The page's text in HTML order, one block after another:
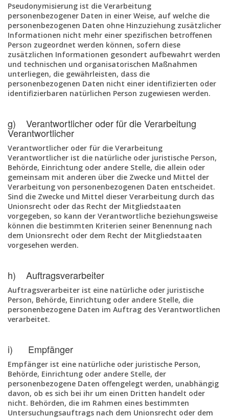
Pseudonymisierung ist die Verarbeitung
personenbezogener Daten in einer Weise, auf welche die
personenbezogenen Daten ohne Hinzuziehung zusätzlicher
Informationen nicht mehr einer spezifischen betroffenen
Person zugeordnet werden können, sofern diese
zusätzlichen Informationen gesondert aufbewahrt werden
und technischen und organisatorischen Maßnahmen
unterliegen, die gewährleisten, dass die
personenbezogenen Daten nicht einer identifizierten oder
identifizierbaren natürlichen Person zugewiesen werden.
g) Verantwortlicher oder für die Verarbeitung
Verantwortlicher
Verantwortlicher oder für die Verarbeitung
Verantwortlicher ist die natürliche oder juristische Person,
Behörde, Einrichtung oder andere Stelle, die allein oder
gemeinsam mit anderen über die Zwecke und Mittel der
Verarbeitung von personenbezogenen Daten entscheidet.
Sind die Zwecke und Mittel dieser Verarbeitung durch das
Unionsrecht oder das Recht der Mitgliedstaaten
vorgegeben, so kann der Verantwortliche beziehungsweise
können die bestimmten Kriterien seiner Benennung nach
dem Unionsrecht oder dem Recht der Mitgliedstaaten
vorgesehen werden.
h) Auftragsverarbeiter
Auftragsverarbeiter ist eine natürliche oder juristische
Person, Behörde, Einrichtung oder andere Stelle, die
personenbezogene Daten im Auftrag des Verantwortlichen
verarbeitet.
i) Empfänger
Empfänger ist eine natürliche oder juristische Person,
Behörde, Einrichtung oder andere Stelle, der
personenbezogene Daten offengelegt werden, unabhängig
davon, ob es sich bei ihr um einen Dritten handelt oder
nicht. Behörden, die im Rahmen eines bestimmten
Untersuchungsauftrags nach dem Unionsrecht oder dem